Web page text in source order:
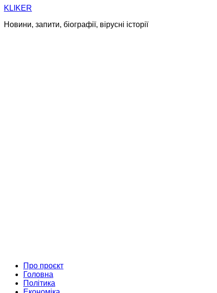
Skip
content
KLIKER
Новини, запити, біографії, вірусні історії
Про проєкт
Головна
Політика